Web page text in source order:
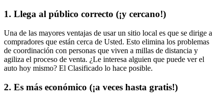
1. Llega al público correcto (¡y cercano!)
Una de las mayores ventajas de usar un sitio local es que se dirige a
compradores que están cerca de Usted. Esto elimina los problemas
de coordinación con personas que viven a millas de distancia y
agiliza el proceso de venta. ¿Le interesa alguien que puede ver el
auto hoy mismo? El Clasificado lo hace posible.
2. Es más económico (¡a veces hasta gratis!)